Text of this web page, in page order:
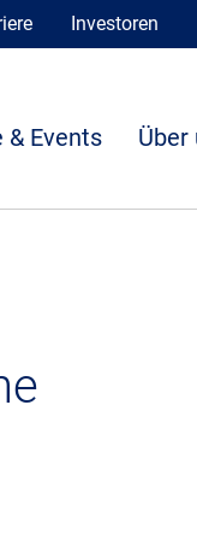
Investoren
& Events Über